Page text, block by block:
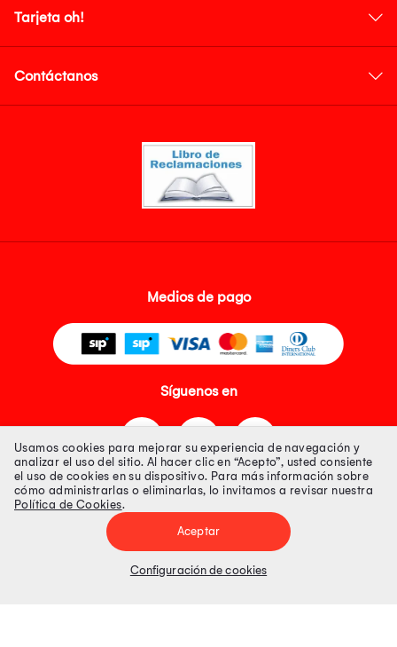
Tarjeta oh!
Contáctanos
Medios de pago
Síguenos en
Tienda 100% Segura
Tiendas Peruanas S.A. R.U.C. Nº 20493020618. Todos los derechos
Precios disponibles solo en www.oechsle.pe. Precios online publicados
Usamos cookies para mejorar su experiencia de navegación y
analizar el uso del sitio. Al hacer clic en “Acepto”, usted consiente
el uso de cookies en su dispositivo. Para más información sobre
cómo administrarlas o eliminarlas, lo invitamos a revisar nuestra
Política de Cookies.
Aceptar
Configuración de cookies